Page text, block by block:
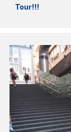
Tour!!!